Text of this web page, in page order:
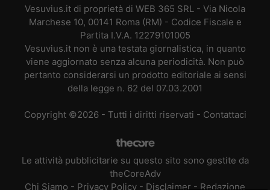
Vesuvius.it di proprietà di WEB 365 SRL - Via Nicola
Marchese 10, 00141 Roma (RM) - Codice Fiscale e
Partita I.V.A. 12279101005
Vesuvius.it non è una testata giornalistica, in quanto
viene aggiornato senza alcuna periodicità. Non può
pertanto considerarsi un prodotto editoriale ai sensi
della legge n. 62 del 07.03.2001
Copyright ©2026 - Tutti i diritti riservati - Contattaci
Le attività pubblicitarie su questo sito sono gestite da
theCoreAdv
Chi Siamo - Privacy Policy - Disclaimer - Redazione